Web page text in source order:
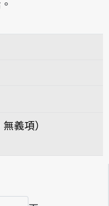
義項）